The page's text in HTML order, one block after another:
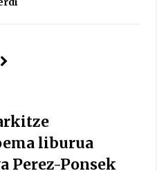
liburua
Perez-Ponsek